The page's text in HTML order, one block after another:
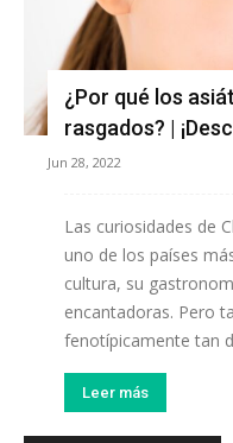
¿Por qué los
rasgados? |
Jun 28, 2022
Las curiosidades de
uno de los países
cultura, su
encantadoras. Pero
fenotípicamente tan
Leer más